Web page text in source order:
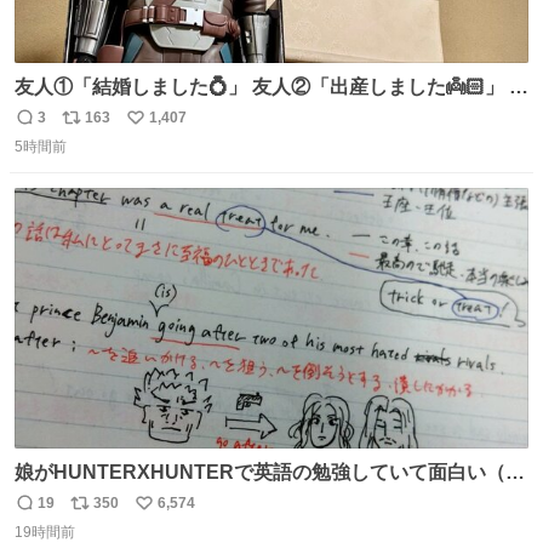
友人①「結婚しました💍」 友人②「出産しました👼🏻」 友
人③「マイホーム建てました🏡」 私「ｺｽﾄｺのﾃﾞｨﾝ・ｼﾞｬﾘﾝ
さんを床の間に飾ってみました」
返
信
3
リ
ポ
ト
数
163
い
数
1,407
5時間前
娘がHUNTERXHUNTERで英語の勉強していて面白い（娘
の許可済み）
返
信
19
リ
ポ
350
い
6,574
19時間前